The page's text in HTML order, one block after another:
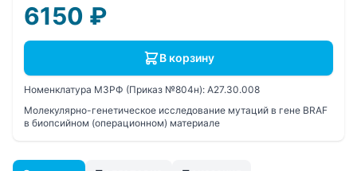
6150 ₽
В корзину
Номенклатура МЗРФ (Приказ №804н): A27.30.008
Молекулярно-генетическое исследование мутаций в гене BRAF
в биопсийном (операционном) материале